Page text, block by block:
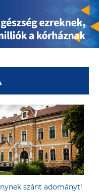
szánt adományt!